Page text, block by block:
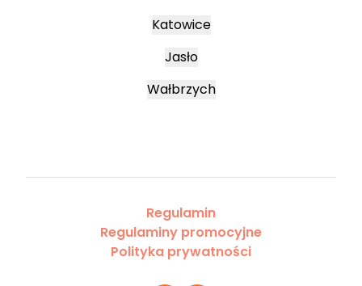
Katowice
Jasło
Wałbrzych
Regulamin
Regulaminy promocyjne
Polityka prywatności